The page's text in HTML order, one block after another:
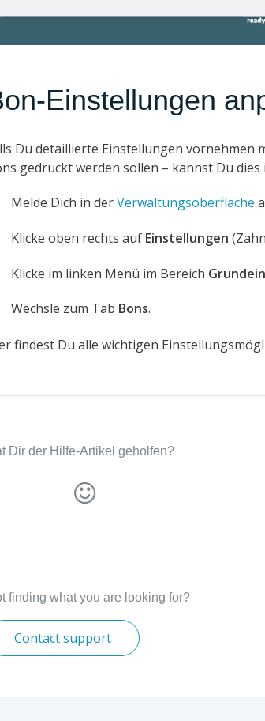
Einstellungen
Du detaillierte Einstellungen vornehmen
gedruckt werden sollen – kannst Du
Melde Dich in derVerwaltungsoberfläche
Klicke oben rechts auf Einstellungen
Klicke im linken Menü im Bereich
Wechsle zum Tab Bons.
findest Du alle wichtigen
Dir der Hilfe-Artikel geholfen?
finding what you are looking for?
Contact support